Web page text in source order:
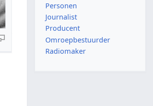
Personen
Journalist
Producent
Omroepbestuurder
Radiomaker